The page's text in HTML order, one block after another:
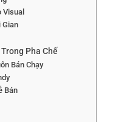
Visual
Gian
Pha Chế
Bán Chạy
Bán